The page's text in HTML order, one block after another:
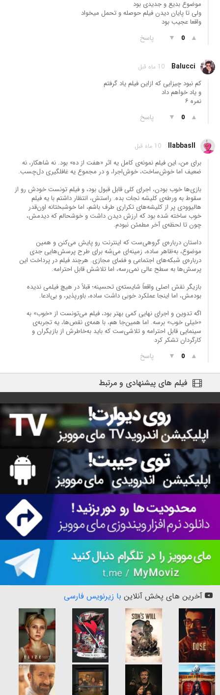
موضوع بدیع و جدیدی بود
ولی تا پایان دیدن فیلم حوصله و تحمل میخواد
واقعا عجیب بود
▲
0
▼ پاسخ
Balucci 10 ماه قبل
کم نبود چیزایی که ازاین فیلم یاد گرفتم
و یاد خواهم داد
نمره ۶
▲
0
▼ پاسخ
llabbasll 10 ماه قبل
برای من، این فیلم نمونه‌ی کامل یه اثر «هفت از ده» بود. نه شاهکار، نه
ضعیف اما خوش‌ساخت، خوش‌اجرا، و در مجموع یه غافلگیری دل‌چسب.
بازی‌ها خوب بودن، اجرای کلی قابل قبول بود، و فیلم تونست خودش رو از
سقوط به ورطه‌ی کلیشه نجات بده. راستش، انتظار داشتم با یه فیلم
هالیوودی پر از کلیشه‌های تکراری طرف باشم، اما خوشبختانه اون‌قدر
خوب ساخته شده بود که ارزش دیدن داشت و خوشحالم که دیدمش،
چون تا لحظه‌ی آخر مطمئن نبودم.
داستان درباره‌ی گروهی‌ست که اینترنت رو پایش می‌کنن و همین
موضوع، به‌ظاهر ساده، زمینه‌ای می‌شه برای طرح پرسش‌هایی جدی
درباره‌ی شبکه‌های اجتماعی و فضای مجازی. هرچند فیلم در پرداخت این
پرسش‌ها به سطح عالی نمی‌رسه، اما تلاشش قابل احترامه.
بازیگر نقش اصلی واقعاً شایسته‌ی تحسینه؛ قبلاً در هیچ فیلمی ندیده
بودمش، اما اینجا عملکرد خوبی داشت ساده، باورپذیر، و بی‌ادعا.
اگه تدوین و اجرای نهایی کمی بهتر بود، فیلم می‌تونست از «خوب» به
«خیلی خوب» برسه. اما همین‌جا هم، با همه‌ی نقص‌ها، یه تجربه‌ی
سینمایی قابل احترامه و تلاشی‌ست که باید به‌خاطرش از بازیگران و
کارگردان تشکر کرد
▲
0
▼ پاسخ
فیلم های پیشنهادی و مرتبط
آخرین های پخش آنلاین با زیرنویس فارسی